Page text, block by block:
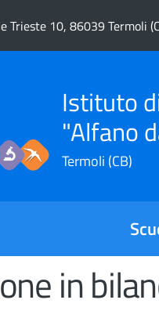
Trieste 10, 86039 Termoli
Istituto
"Alfano
Termoli (CB)
in